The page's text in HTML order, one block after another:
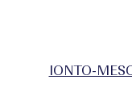
IONTO-